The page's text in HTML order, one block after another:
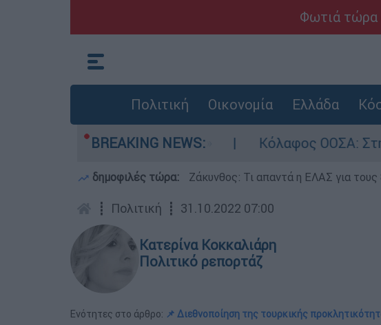
Φωτιά τώρα
Πολιτική Οικονομία Ελλάδα
BREAKING NEWS:
έχουν καταγγελθεί» Κόλαφος ΟΟΣΑ: Στην
δημοφιλές τώρα: Ζάκυνθος: Τι απαντά η ΕΛΑΣ για
┋ Πολιτική ┋ 31.10.2022 07:00
Κατερίνα Κοκκαλιάρη
Πολιτικό ρεπορτάζ
Ενότητες στο άρθρο: 📌 Διεθνοποίηση της τουρκικής